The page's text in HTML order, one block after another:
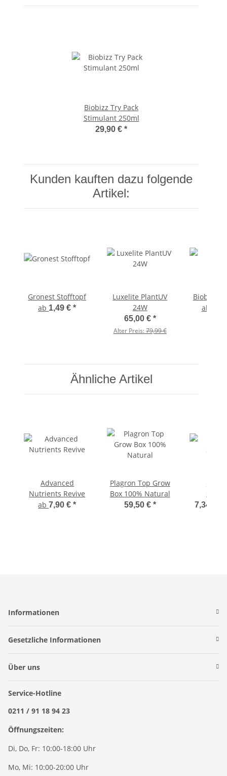
Biobizz Try Pack
Stimulant 250ml
29,90 € *
Kunden kauften dazu folgende
Artikel:
Gronest Stofftopf
ab 1,49 €*
Luxelite PlantUV
24W
65,00 € *
Alter Preis:79,99 €
Biobizz
ab
Ähnliche Artikel
Advanced
Nutrients Revive
ab7,90 €*
Plagron Top Grow
Box 100% Natural
59,50 € * 7,34 € -
Informationen
Gesetzliche Informationen
Über uns
Service-Hotline
0211 / 91 18 94 23
Öffnungszeiten:
Di, Do, Fr: 10:00-18:00 Uhr
Mo, Mi: 10:00-20:00 Uhr